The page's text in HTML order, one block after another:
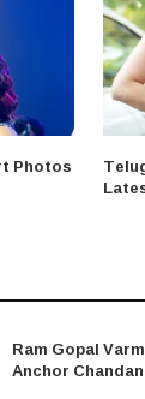
Photos
Ram Gopal
Anchor